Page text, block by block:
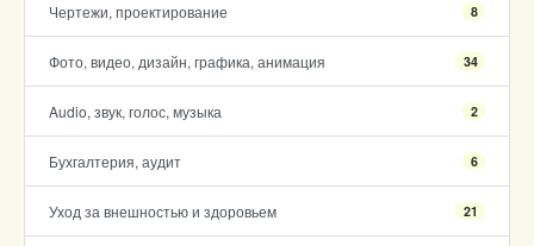
Чертежи, проектирование 8
Фото, видео, дизайн, графика, анимация 34
Audio, звук, голос, музыка 2
Бухгалтерия, аудит 6
Уход за внешностью и здоровьем 21